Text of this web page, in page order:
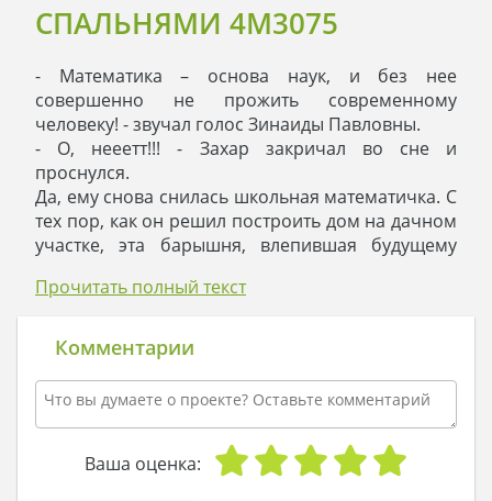
СПАЛЬНЯМИ 4M3075
- Математика – основа наук, и без нее
совершенно не прожить современному
человеку! - звучал голос Зинаиды Павловны.
- О, нееетт!!! - Захар закричал во сне и
проснулся.
Да, ему снова снилась школьная математичка. С
тех пор, как он решил построить дом на дачном
участке, эта барышня, влепившая будущему
себе.
решительности Захар, желавший видеть во сне
более приятные вещи. – Это кто сказал, что без
математики, к примеру, не построить красивый
дом? Очень даже легко, если есть готовый
Захар включил ноутбук и нырнул в сеть. Он
Прочитать полный текст
Комментарии
Ваша оценка: